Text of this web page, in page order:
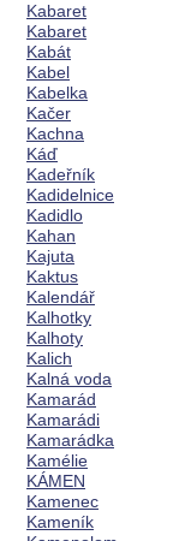
Kabaret
Kabaret
Kabát
Kabel
Kabelka
Kačer
Kachna
Káď
Kadeřník
Kadidelnice
Kadidlo
Kahan
Kajuta
Kaktus
Kalendář
Kalhotky
Kalhoty
Kalich
Kalná voda
Kamarád
Kamarádi
Kamarádka
Kamélie
KÁMEN
Kamenec
Kameník